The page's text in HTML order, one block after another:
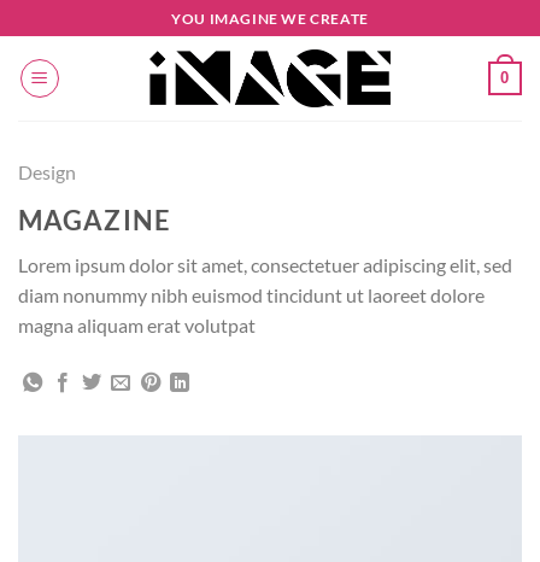
ai
contenuti
YOU IMAGINE WE CREATE
0
Design
MAGAZINE
Lorem ipsum dolor sit amet, consectetuer adipiscing elit, sed
diam nonummy nibh euismod tincidunt ut laoreet dolore
magna aliquam erat volutpat